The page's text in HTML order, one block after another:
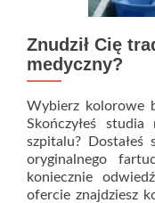
Znudził Cię
medyczny?
Wybierz kolorowe
Skończyłeś
szpitalu?
oryginalnego
koniecznie
ofercie znajdziesz